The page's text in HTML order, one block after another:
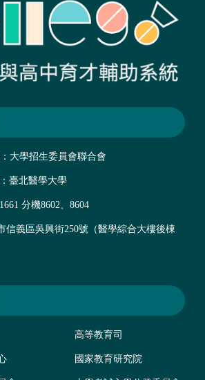
大學招生委員會聯合會
臺北醫學大學
分機8602、8604
信義區吳興街250號（醫學綜合大樓後棟
高等教育司
國家教育研究院